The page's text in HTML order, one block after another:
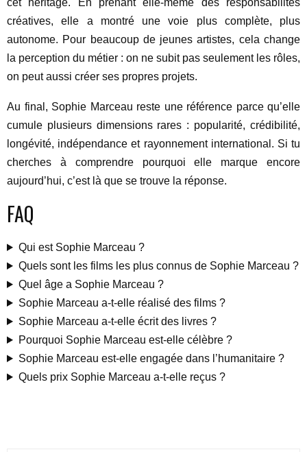
cet héritage. En prenant elle-même des responsabilités
créatives, elle a montré une voie plus complète, plus
autonome. Pour beaucoup de jeunes artistes, cela change
la perception du métier : on ne subit pas seulement les rôles,
on peut aussi créer ses propres projets.
Au final, Sophie Marceau reste une référence parce qu’elle
cumule plusieurs dimensions rares : popularité, crédibilité,
longévité, indépendance et rayonnement international. Si tu
cherches à comprendre pourquoi elle marque encore
aujourd’hui, c’est là que se trouve la réponse.
FAQ
Qui est Sophie Marceau ?
Quels sont les films les plus connus de Sophie Marceau ?
Quel âge a Sophie Marceau ?
Sophie Marceau a-t-elle réalisé des films ?
Sophie Marceau a-t-elle écrit des livres ?
Pourquoi Sophie Marceau est-elle célèbre ?
Sophie Marceau est-elle engagée dans l’humanitaire ?
Quels prix Sophie Marceau a-t-elle reçus ?